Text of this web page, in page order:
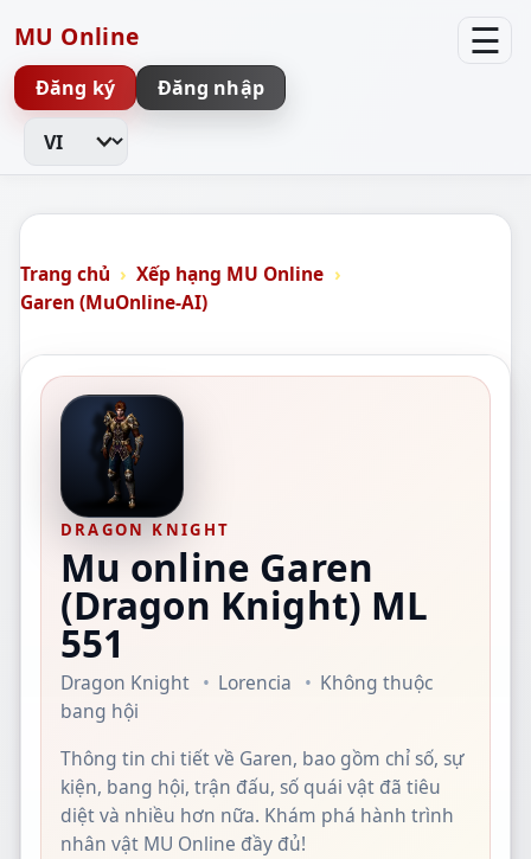
MU Online ☰
Đăng ký Đăng nhập
Thay đổi ngôn ngữ
Trang chủ
Xếp hạng MU Online
Garen (MuOnline-AI)
DRAGON KNIGHT
Mu online Garen
(Dragon Knight) ML
551
Dragon Knight Lorencia
Không thuộc
bang hội
Thông tin chi tiết về Garen, bao gồm chỉ số, sự
kiện, bang hội, trận đấu, số quái vật đã tiêu
diệt và nhiều hơn nữa. Khám phá hành trình
nhân vật MU Online đầy đủ!